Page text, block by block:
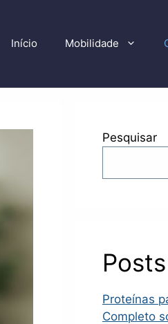
Início Mobilidade
Pesquisar
Proteínas
Completo